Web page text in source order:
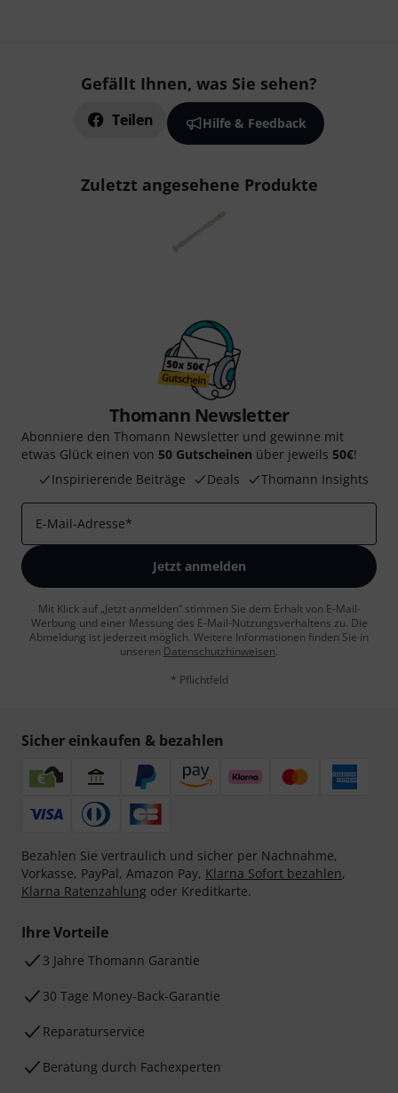
Gefällt Ihnen, was Sie sehen?
Teilen Hilfe & Feedback
Zuletzt angesehene Produkte
Thomann Newsletter
Abonniere den Thomann Newsletter und gewinne mit
etwas Glück einen von 50 Gutscheinen über jeweils 50€!
Inspirierende Beiträge
Deals Thomann Insights
E-Mail-Adresse*
Jetzt anmelden
Mit Klick auf „Jetzt anmelden“ stimmen Sie dem Erhalt von E-Mail-
Werbung und einer Messung des E-Mail-Nutzungsverhaltens zu. Die
Abmeldung ist jederzeit möglich. Weitere Informationen finden Sie in
unseren Datenschutzhinweisen.
* Pflichtfeld
Sicher einkaufen & bezahlen
Bezahlen Sie vertraulich und sicher per Nachnahme,
Vorkasse, PayPal, Amazon Pay, Klarna Sofort bezahlen,
Klarna Ratenzahlung oder Kreditkarte.
Ihre Vorteile
3 Jahre Thomann Garantie
30 Tage Money-Back-Garantie
Reparaturservice
Beratung durch Fachexperten